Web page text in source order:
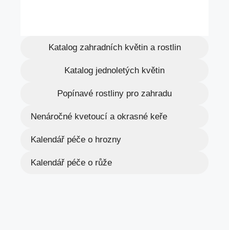
Katalog zahradních květin a rostlin
Katalog jednoletých květin
Popínavé rostliny pro zahradu
Nenáročné kvetoucí a okrasné keře
Kalendář péče o hrozny
Kalendář péče o růže